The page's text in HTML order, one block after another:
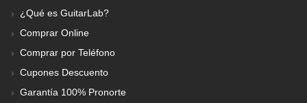
¿Qué es GuitarLab?
Comprar Online
Comprar por Teléfono
Cupones Descuento
Garantía 100% Pronorte